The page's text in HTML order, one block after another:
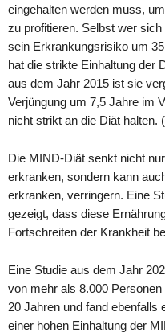
eingehalten werden muss,
zu profitieren. Selbst wer
sein Erkrankungsrisiko um
hat die strikte Einhaltung der
aus dem Jahr 2015 ist sie
Verjüngung um 7,5 Jahre im
nicht strikt an die Diät halten.
Die MIND-Diät senkt nicht
erkranken, sondern kann
erkranken, verringern. Eine
gezeigt, dass diese
Fortschreiten der Krankheit
Eine Studie aus dem Jahr
von mehr als 8.000
20 Jahren und fand
einer hohen Einhaltung der